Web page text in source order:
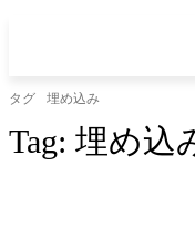
タグ 埋め込み
Tag: 埋め込